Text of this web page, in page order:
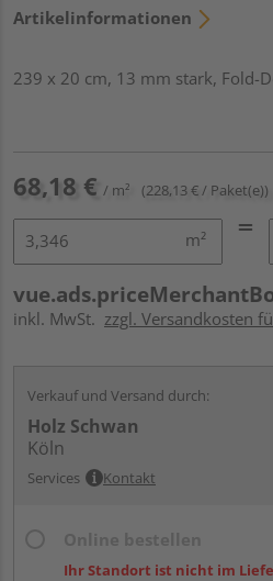
Artikelinformationen
239 x 20 cm, 13 mm stark, Fold-
68,18 € / m² (228,13 € / Paket(e))
m²
inkl. MwSt. zzgl. Versandkosten
Verkauf und Versand durch:
Holz Schwan
Köln
Services Kontakt
Ihr Standort ist nicht im